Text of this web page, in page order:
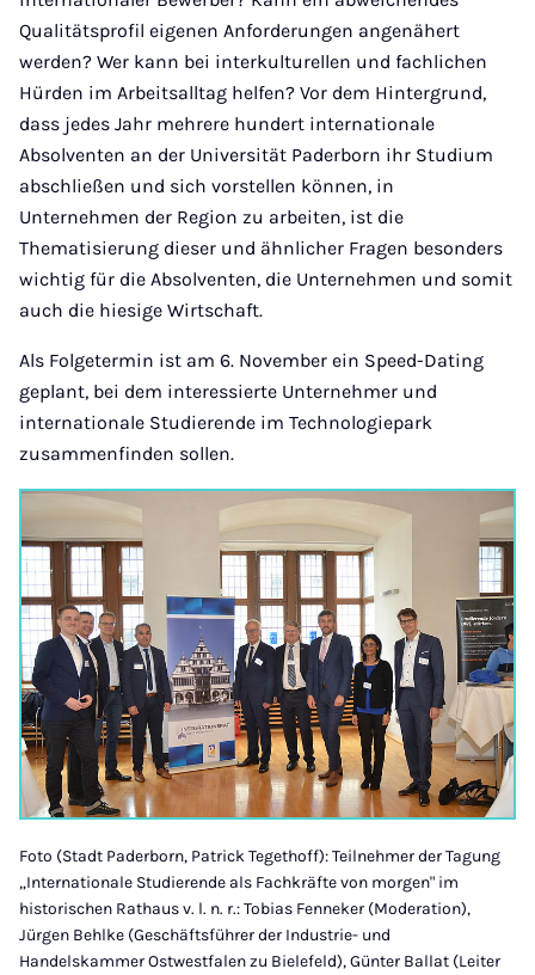
Qualitätsprofil eigenen Anforderungen angenähert
werden? Wer kann bei interkulturellen und fachlichen
Hürden im Arbeitsalltag helfen? Vor dem Hintergrund,
dass jedes Jahr mehrere hundert internationale
Absolventen an der Universität Paderborn ihr Studium
abschließen und sich vorstellen können, in
Unternehmen der Region zu arbeiten, ist die
Thematisierung dieser und ähnlicher Fragen besonders
wichtig für die Absolventen, die Unternehmen und somit
auch die hiesige Wirtschaft.
Als Folgetermin ist am 6. November ein Speed-Dating
geplant, bei dem interessierte Unternehmer und
internationale Studierende im Technologiepark
zusammenfinden sollen.
Foto (Stadt Paderborn, Patrick Tegethoff): Teilnehmer der Tagung
„Internationale Studierende als Fachkräfte von morgen" im
historischen Rathaus v. l. n. r.: Tobias Fenneker (Moderation),
Jürgen Behlke (Geschäftsführer der Industrie- und
Handelskammer Ostwestfalen zu Bielefeld), Günter Ballat (Leiter